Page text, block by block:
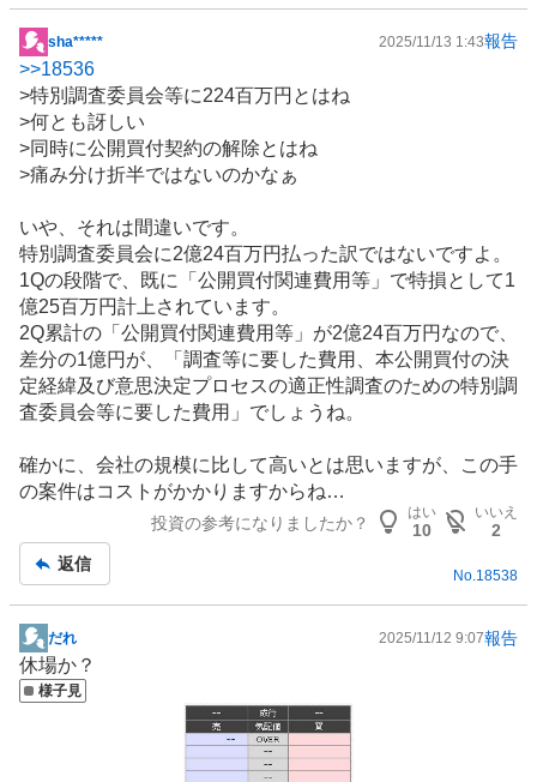
掲
示
板
記
事
sha***** 2025/11/13 1:43報告
>>18536
>特別調査委員会等に224百万円とはね
>何とも訝しい
>同時に公開買付契約の解除とはね
>痛み分け折半ではないのかなぁ
いや、それは間違いです。
特別調査委員会に2億24百万円払った訳ではないですよ。
1Qの段階で、既に「公開買付関連費用等」で特損として1
億25百万円計上されています。
2Q累計の「公開買付関連費用等」が2億24百万円なので、
差分の1億円が、「調査等に要した費用、本公開買付の決
定経緯及び意思決定プロセスの適正性調査のための特別調
査委員会等に要した費用」でしょうね。
確かに、会社の規模に比して高いとは思いますが、この手
の案件はコストがかかりますからね…
投資の参考になりましたか？
はい
10
いいえ
2
返信
No.18538
掲
示
板
だれ 2025/11/12 9:07報告
休場か？
様子見